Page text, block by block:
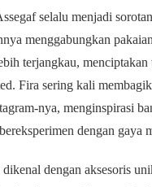
selalu menjadi
menggabungkan
terjangkau,
Fira sering kali
nya, menginspirasi
dengan gaya
dengan aksesoris